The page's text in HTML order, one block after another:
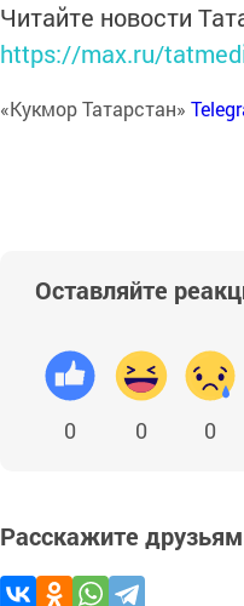
Читайте новости
https://max.ru/
«Кукмор Татарстан»
Оставляйте
0 0 0
Расскажите друзьям